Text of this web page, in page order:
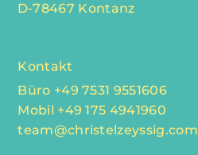
D-78467 Kontanz
Kontakt
Büro +49 7531 9551606
Mobil +49 175 4941960
team@christelzeyssig.com